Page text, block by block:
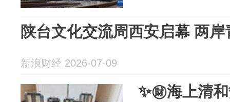
陕台文化交流周西安启幕 两
新浪财经 2026-07-09
✨㊖海上清